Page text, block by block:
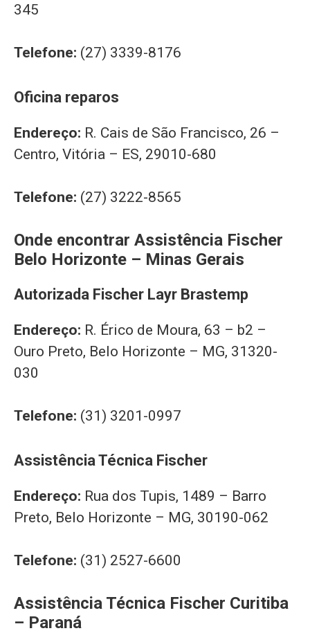
345
Telefone: (27) 3339-8176
Oficina reparos
Endereço: R. Cais de São Francisco, 26 –
Centro, Vitória – ES, 29010-680
Telefone: (27) 3222-8565
Onde encontrar Assistência Fischer
Belo Horizonte – Minas Gerais
Autorizada Fischer Layr Brastemp
Endereço: R. Érico de Moura, 63 – b2 –
Ouro Preto, Belo Horizonte – MG, 31320-
030
Telefone: (31) 3201-0997
Assistência Técnica Fischer
Endereço: Rua dos Tupis, 1489 – Barro
Preto, Belo Horizonte – MG, 30190-062
Telefone: (31) 2527-6600
Assistência Técnica Fischer Curitiba
– Paraná